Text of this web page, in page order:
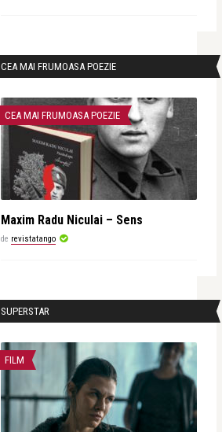
CEA MAI FRUMOASA POEZIE
CEA MAI FRUMOASA POEZIE
Maxim Radu Niculai – Sens
de revistatango
SUPERSTAR
FILM